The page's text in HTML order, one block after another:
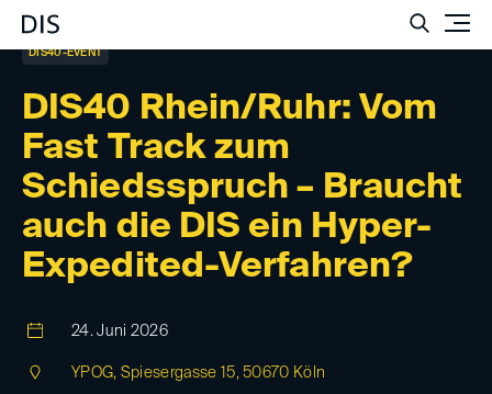
DIS40 Rhein/Ruhr: Vom
Fast Track zum
Schiedsspruch – Braucht
auch die DIS ein Hyper-
Expedited-Verfahren?
DIS40-EVENT
24. Juni 2026
YPOG, Spiesergasse 15, 50670 Köln